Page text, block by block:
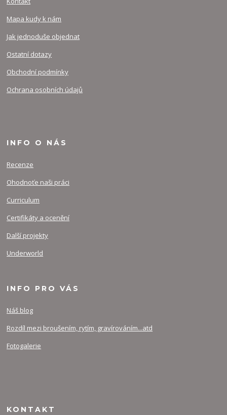
Mapa kudy k nám
Jak jednoduše objednat
Ostatní dotazy
Obchodní podmínky
Ochrana osobních údajů
INFO O NÁS
Recenze
Ohodnoťe naši práci
Curriculum
Certifikáty a ocenění
Další projekty
Underworld
INFO PRO VÁS
Náš blog
Rozdíl mezi broušením, rytím, gravírováním...atd
Fotogalerie
KONTAKT